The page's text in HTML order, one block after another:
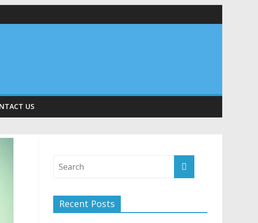
कहा-बंद सड़कों को शीघ्र खोला जाए, लोगों को न हो दिक्कत
US
Recent Posts